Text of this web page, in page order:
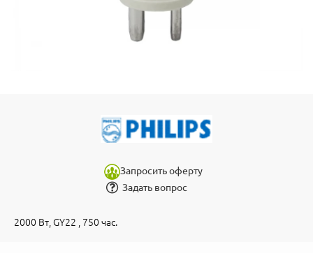
Запросить оферту
Задать вопрос
2000 Вт, GY22 , 750 час.